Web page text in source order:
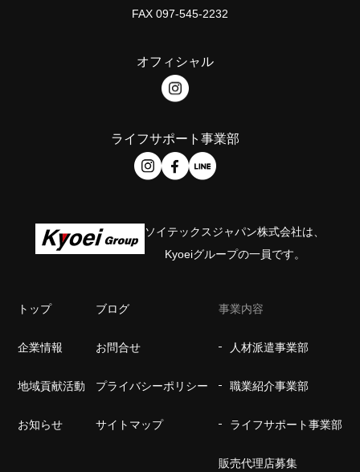
FAX 097-545-2232
オフィシャル
ライフサポート事業部
ソイテックスジャパン株式会社は、
Kyoeiグループの一員です。
トップ
企業情報
地域貢献活動
お知らせ
ブログ
お問合せ
プライバシーポリシー
サイトマップ
事業内容
人材派遣事業部
職業紹介事業部
ライフサポート事業部
販売代理店募集